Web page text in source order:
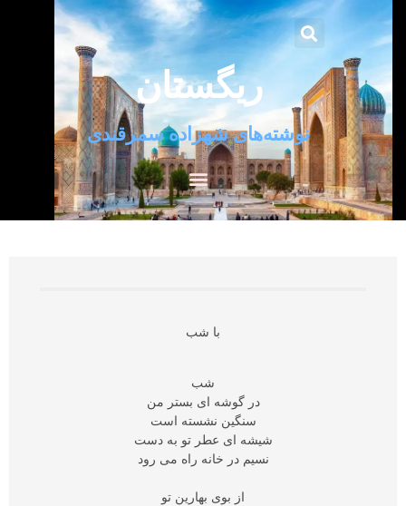
ریگستان
نوشته‌های شهزاده سمرقندی
با شب
شب
در گوشه ای بستر من
سنگین نشسته است
شیشه ای عطر تو به دست
نسیم در خانه راه می رود
از بوی بهارین تو